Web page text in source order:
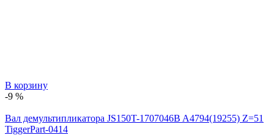
В корзину
-9 %
Вал демультипликатора JS150T-1707046B A4794(19255) Z=51
TiggerPart-0414